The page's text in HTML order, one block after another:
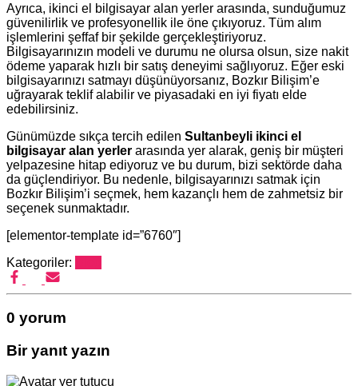
Ayrıca, ikinci el bilgisayar alan yerler arasında, sunduğumuz
güvenilirlik ve profesyonellik ile öne çıkıyoruz. Tüm alım
işlemlerini şeffaf bir şekilde gerçekleştiriyoruz.
Bilgisayarınızın modeli ve durumu ne olursa olsun, size nakit
ödeme yaparak hızlı bir satış deneyimi sağlıyoruz. Eğer eski
bilgisayarınızı satmayı düşünüyorsanız, Bozkır Bilişim’e
uğrayarak teklif alabilir ve piyasadaki en iyi fiyatı elde
edebilirsiniz.
Günümüzde sıkça tercih edilen Sultanbeyli ikinci el
bilgisayar alan yerler arasında yer alarak, geniş bir müşteri
yelpazesine hitap ediyoruz ve bu durum, bizi sektörde daha
da güçlendiriyor. Bu nedenle, bilgisayarınızı satmak için
Bozkır Bilişim’i seçmek, hem kazançlı hem de zahmetsiz bir
seçenek sunmaktadır.
[elementor-template id=”6760″]
Kategoriler:
0 yorum
Bir yanıt yazın